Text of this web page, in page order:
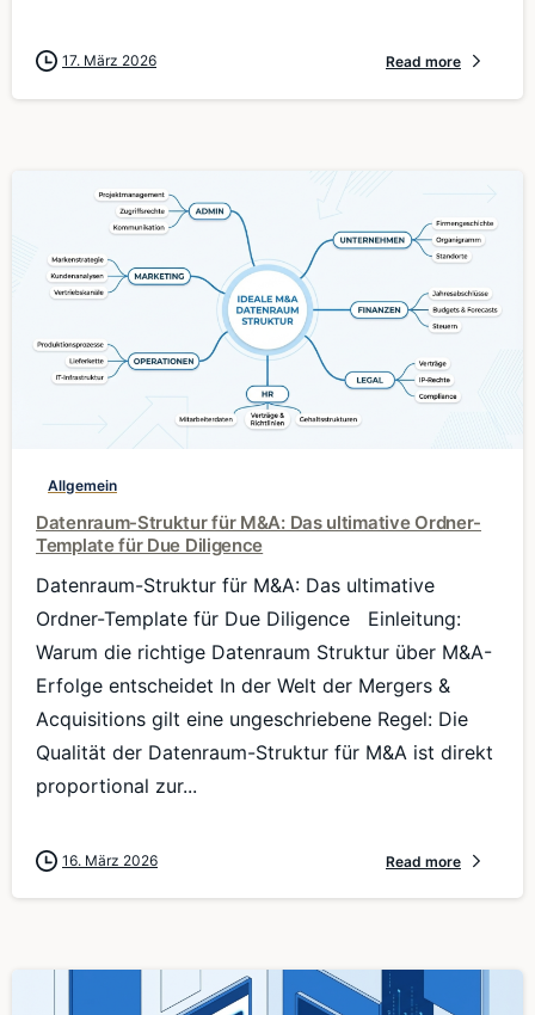
17. März 2026 Read more
Allgemein
Datenraum-Struktur für M&A: Das ultimative Ordner-
Template für Due Diligence
Datenraum-Struktur für M&A: Das ultimative
Ordner-Template für Due Diligence Einleitung:
Warum die richtige Datenraum Struktur über M&A-
Erfolge entscheidet In der Welt der Mergers &
Acquisitions gilt eine ungeschriebene Regel: Die
Qualität der Datenraum-Struktur für M&A ist direkt
proportional zur...
16. März 2026 Read more